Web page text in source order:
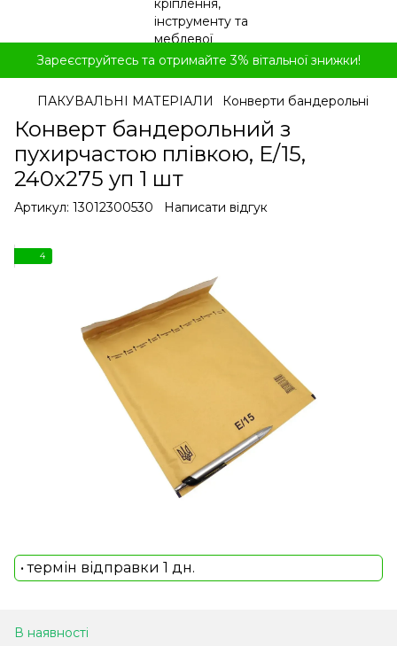
Зареєструйтесь та отримайте 3% вітальної знижки!
ПАКУВАЛЬНІ МАТЕРІАЛИ Конверти бандерольні
Конверт бандерольний з
пухирчастою плівкою, E/15,
240x275 уп 1 шт
Артикул: 13012300530 Написати відгук
4
• термін відправки 1 дн.
В наявності